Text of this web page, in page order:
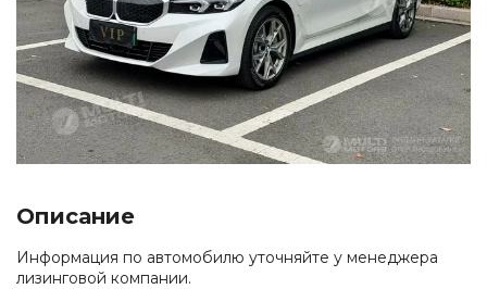
Описание
Информация по автомобилю уточняйте у менеджера
лизинговой компании.